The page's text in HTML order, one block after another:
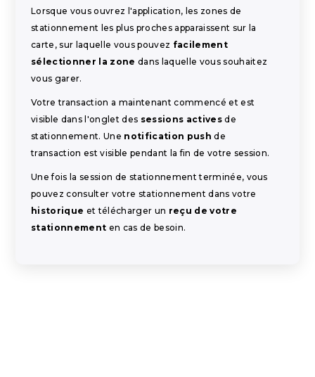
Lorsque vous ouvrez l'application, les zones de
stationnement les plus proches apparaissent sur la
carte, sur laquelle vous pouvez facilement
sélectionner la zone dans laquelle vous souhaitez
vous garer.
Votre transaction a maintenant commencé et est
visible dans l'onglet des sessions activesde
stationnement. Une notification push de
transaction est visible pendant la fin de votre session.
Une fois la session de stationnement terminée, vous
pouvez consulter votre stationnement dans votre
historique et télécharger un reçu de votre
stationnement en cas de besoin.